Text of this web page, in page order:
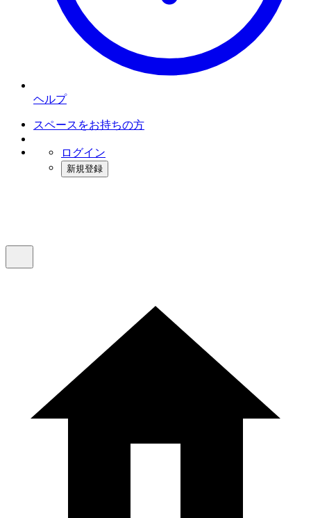
ヘルプ
スペースをお持ちの方
ログイン
新規登録